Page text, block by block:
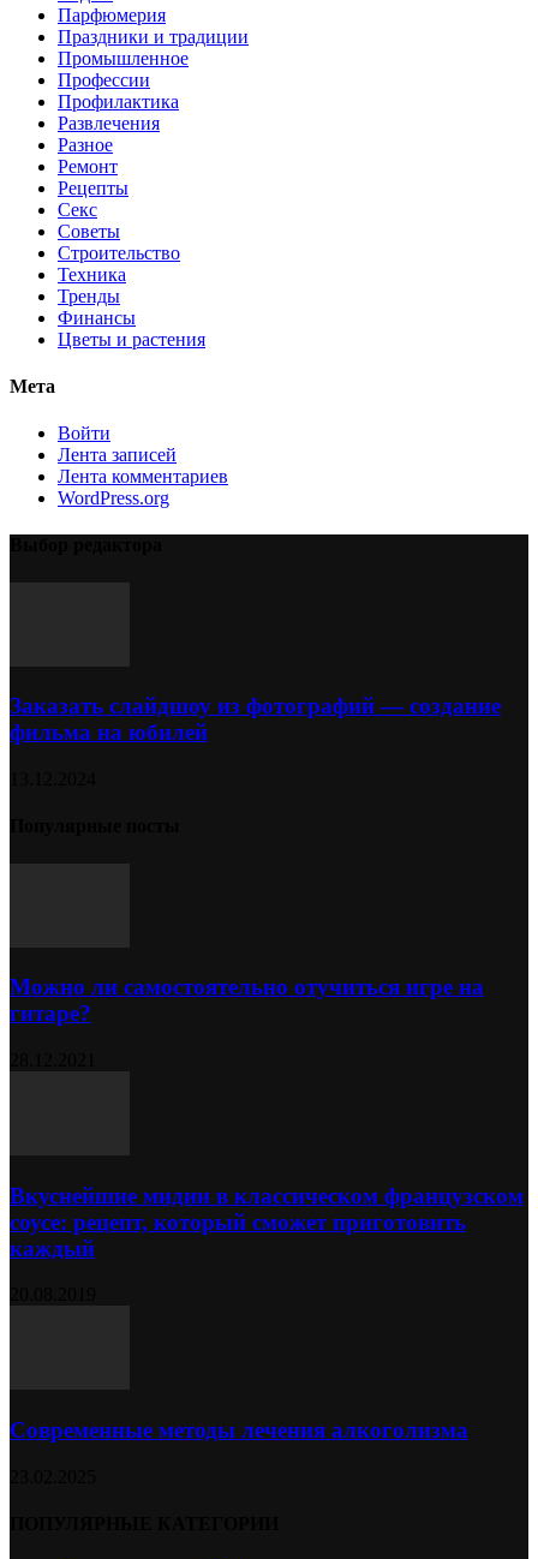
Парфюмерия
Праздники и традиции
Промышленное
Профессии
Профилактика
Развлечения
Разное
Ремонт
Рецепты
Секс
Советы
Строительство
Техника
Тренды
Финансы
Цветы и растения
Мета
Войти
Лента записей
Лента комментариев
WordPress.org
Заказать слайдшоу из фотографий — создание
фильма на юбилей
Можно ли самостоятельно отучиться игре на
гитаре?
Вкуснейшие мидии в классическом французском
соусе: рецепт, который сможет приготовить
каждый
Современные методы лечения алкоголизма